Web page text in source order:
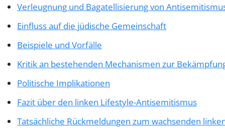
Verleugnung und Bagatellisierung von
Einfluss auf die jüdische Gemeinschaft
Beispiele und Vorfälle
Kritik an bestehenden Mechanismen zur
Politische Implikationen
Fazit über den linken Lifestyle-Antisemitismus
Tatsächliche Rückmeldungen zum wachsenden